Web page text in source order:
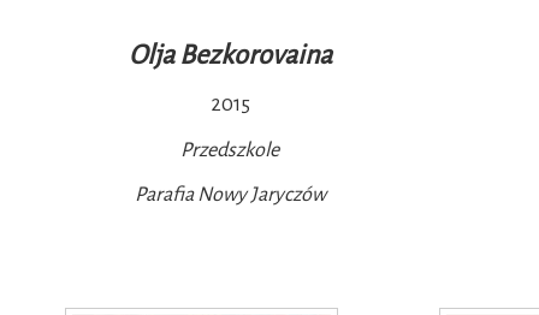
Olja Bezkorovaina
2015
Przedszkole
Parafia Nowy Jaryczów